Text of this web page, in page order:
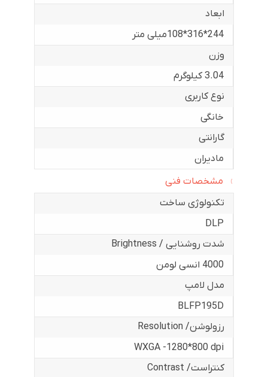
ابعاد
244*316*108میلی متر
وزن
3.04 کیلوگرم
نوع کاربری
خانگی
گارانتی
مادیران
مشخصات فنی
تکنولوژی ساخت
DLP
شدت روشنایی / Brightness
4000 انسی لومن
مدل لامپ
BLFP195D
رزولوشن/ Resolution
WXGA -1280*800 dpi
کنتراست/ Contrast